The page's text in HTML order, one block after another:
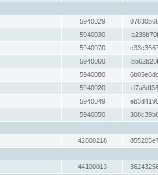
5940029
5940030
5940070
5940060
5940080
5940020
5940049
5940050
42800218
44100013